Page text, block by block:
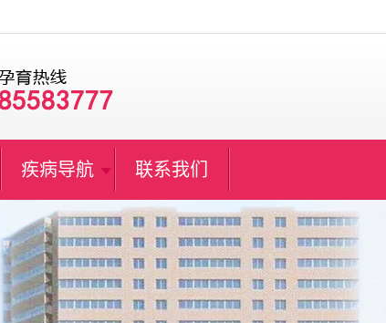
疾病导航 联系我们